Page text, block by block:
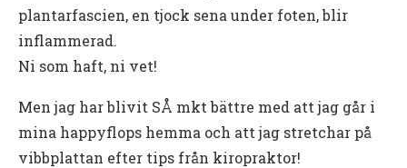
plantarfascien, en tjock sena under foten, blir
inflammerad.
Ni som haft, ni vet!
Men jag har blivit SÅ mkt bättre med att jag går i
mina happyflops hemma och att jag stretchar på
vibbplattan efter tips från kiropraktor!